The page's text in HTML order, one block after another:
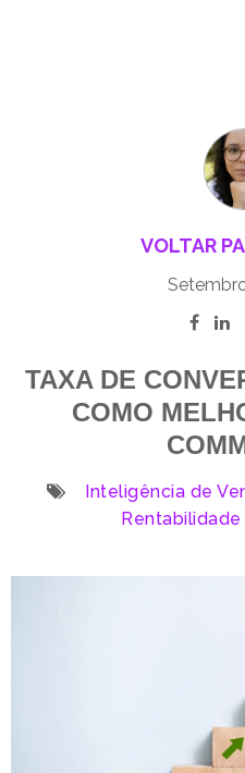
VOLTAR
TAXA DE
COMO
Inteligência de
Rentabilidade